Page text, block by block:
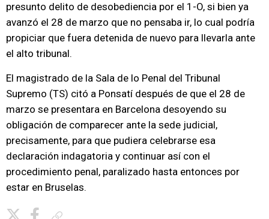
presunto delito de desobediencia por el 1-O, si bien ya
avanzó el 28 de marzo que no pensaba ir, lo cual podría
propiciar que fuera detenida de nuevo para llevarla ante
el alto tribunal.
El magistrado de la Sala de lo Penal del Tribunal
Supremo (TS) citó a Ponsatí después de que el 28 de
marzo se presentara en Barcelona desoyendo su
obligación de comparecer ante la sede judicial,
precisamente, para que pudiera celebrarse esa
declaración indagatoria y continuar así con el
procedimiento penal, paralizado hasta entonces por
estar en Bruselas.